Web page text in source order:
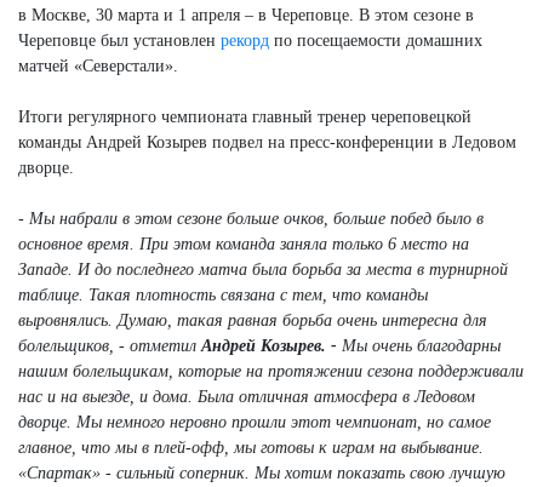
в Москве, 30 марта и 1 апреля – в Череповце. В этом сезоне в
Череповце был установлен рекорд по посещаемости домашних
матчей «Северстали».
Итоги регулярного чемпионата главный тренер череповецкой
команды Андрей Козырев подвел на пресс-конференции в Ледовом
дворце.
- Мы набрали в этом сезоне больше очков, больше побед было в
основное время. При этом команда заняла только 6 место на
Западе. И до последнего матча была борьба за места в турнирной
таблице. Такая плотность связана с тем, что команды
выровнялись. Думаю, такая равная борьба очень интересна для
болельщиков, - отметил Андрей Козырев. - Мы очень благодарны
нашим болельщикам, которые на протяжении сезона поддерживали
нас и на выезде, и дома. Была отличная атмосфера в Ледовом
дворце. Мы немного неровно прошли этот чемпионат, но самое
главное, что мы в плей-офф, мы готовы к играм на выбывание.
«Спартак» - сильный соперник. Мы хотим показать свою лучшую